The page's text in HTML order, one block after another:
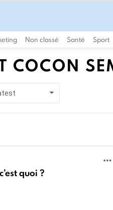
Non classé Santé Sport
COCON
quoi ?